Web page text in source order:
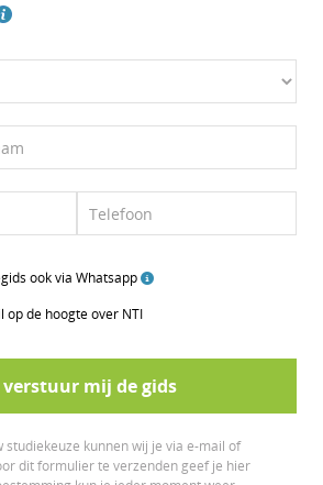
Telefoon
ook via Whatsapp
op de hoogte over NTI
verstuur mij de gids
studiekeuze kunnen wij je via e-mail of
dit formulier te verzenden geef je hier